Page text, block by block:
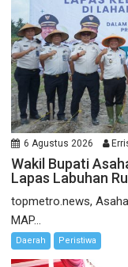
6 Agustus 2026
Wakil Bupati
Lapas Labuhan
topmetro.news,
MAP...
Daerah Peristiwa